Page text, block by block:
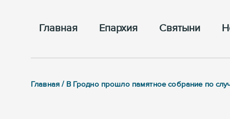
Главная Епархия Cвятыни
Главная / В Гродно прошло памятное собрание по